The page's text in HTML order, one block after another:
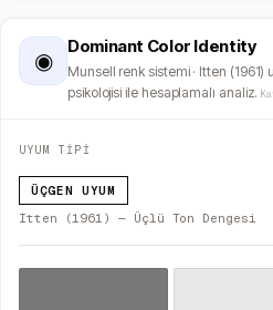
◉
Dominant Color Identity
Munsell renk sistemi · Itten (1961)
psikolojisi ile hesaplamalı analiz.
UYUM TİPİ
ÜÇGEN UYUM
Itten (1961) — Üçlü Ton Dengesi